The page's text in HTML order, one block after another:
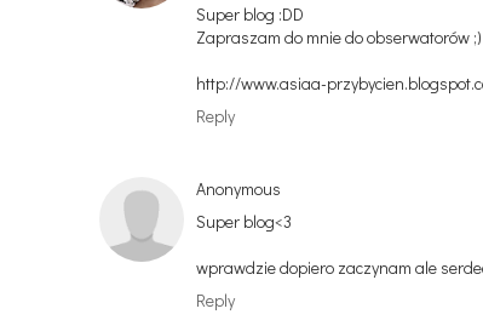
Super blog :DD
Zapraszam do mnie do obserwatorów ;)
http://www.asiaa-
Reply
Anonymous
Super blog<3
wprawdzie dopiero zaczynam ale
Reply